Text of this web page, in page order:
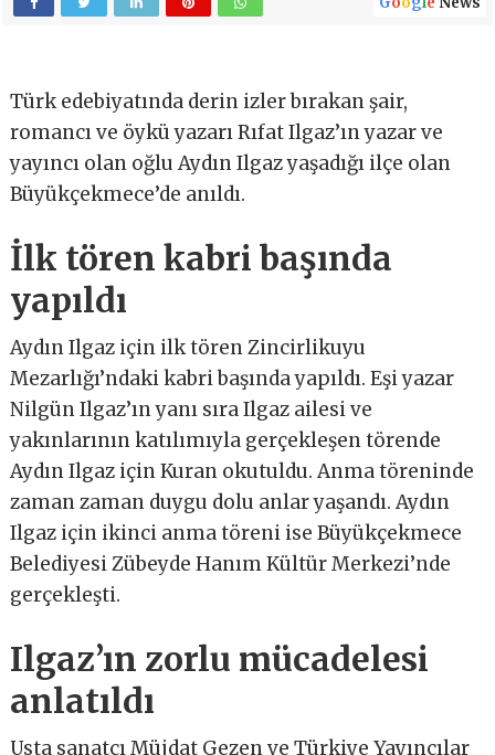
Türk edebiyatında derin izler bırakan şair,
romancı ve öykü yazarı Rıfat Ilgaz’ın yazar ve
yayıncı olan oğlu Aydın Ilgaz yaşadığı ilçe olan
Büyükçekmece’de anıldı.
İlk tören kabri başında
yapıldı
Aydın Ilgaz için ilk tören Zincirlikuyu
Mezarlığı’ndaki kabri başında yapıldı. Eşi yazar
Nilgün Ilgaz’ın yanı sıra Ilgaz ailesi ve
yakınlarının katılımıyla gerçekleşen törende
Aydın Ilgaz için Kuran okutuldu. Anma töreninde
zaman zaman duygu dolu anlar yaşandı. Aydın
Ilgaz için ikinci anma töreni ise Büyükçekmece
Belediyesi Zübeyde Hanım Kültür Merkezi’nde
gerçekleşti.
Ilgaz’ın zorlu mücadelesi
anlatıldı
Usta sanatçı Müjdat Gezen ve Türkiye Yayıncılar